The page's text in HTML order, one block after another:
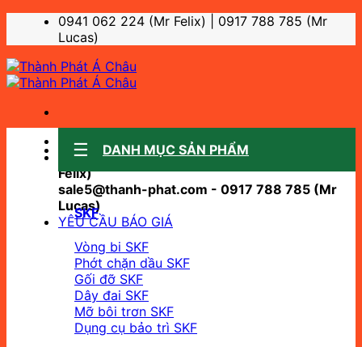
dung
0941 062 224 (Mr Felix) | 0917 788 785 (Mr
Lucas)
Sale support:
sale10@thanh-phat.com - 0941 062 224 (Mr
Felix)
sale5@thanh-phat.com - 0917 788 785 (Mr
Lucas)
YÊU CẦU BÁO GIÁ
DANH MỤC SẢN PHẨM
SKF
Vòng bi SKF
Phớt chặn dầu SKF
Gối đỡ SKF
Dây đai SKF
Mỡ bôi trơn SKF
Dụng cụ bảo trì SKF